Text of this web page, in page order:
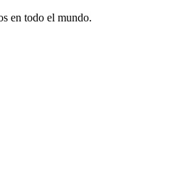
en todo el mundo.